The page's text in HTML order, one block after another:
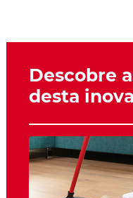
Descobre
desta